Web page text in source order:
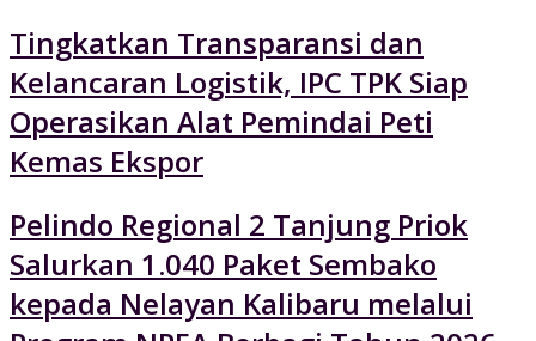
Tingkatkan Transparansi dan
Kelancaran Logistik, IPC TPK Siap
Operasikan Alat Pemindai Peti
Kemas Ekspor
Pelindo Regional 2 Tanjung Priok
Salurkan 1.040 Paket Sembako
kepada Nelayan Kalibaru melalui